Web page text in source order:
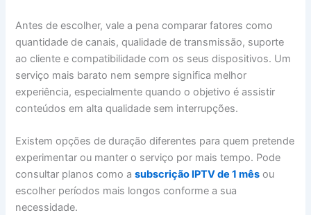
Antes de escolher, vale a pena comparar fatores como
quantidade de canais, qualidade de transmissão, suporte
ao cliente e compatibilidade com os seus dispositivos. Um
serviço mais barato nem sempre significa melhor
experiência, especialmente quando o objetivo é assistir
conteúdos em alta qualidade sem interrupções.
Existem opções de duração diferentes para quem pretende
experimentar ou manter o serviço por mais tempo. Pode
consultar planos como asubscrição IPTV de 1 mês ou
escolher períodos mais longos conforme a sua
necessidade.